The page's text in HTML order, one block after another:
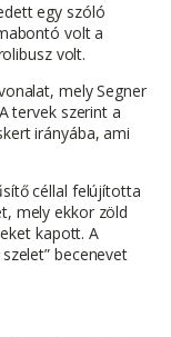
egy szóló
volt a
volt.
mely Segner
tervek szerint a
irányába, ami
céllal felújította
mely ekkor zöld
kapott. A
becenevet